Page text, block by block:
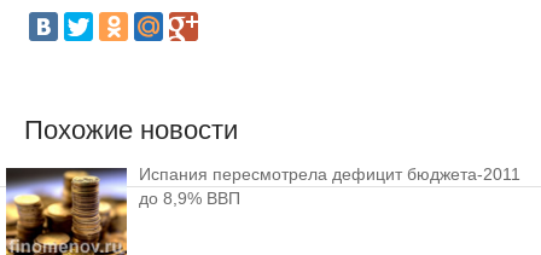
Похожие новости
Испания пересмотрела дефицит бюджета-2011
до 8,9% ВВП